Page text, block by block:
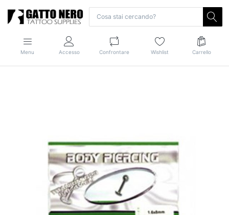
Menu Accesso Confrontare Wishlist Carrello